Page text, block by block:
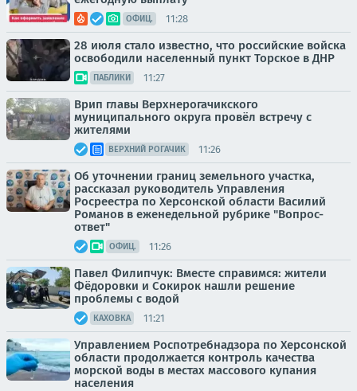
ОФИЦ. 11:28
28 июля стало известно, что российские войска
освободили населенный пункт Торское в ДНР
ПАБЛИКИ 11:27
Врип главы Верхнерогачикского
муниципального округа провёл встречу с
жителями
ВЕРХНИЙ РОГАЧИК 11:26
Об уточнении границ земельного участка,
рассказал руководитель Управления
Росреестра по Херсонской области Василий
Романов в еженедельной рубрике "Вопрос-
ответ"
ОФИЦ. 11:26
Павел Филипчук: Вместе справимся: жители
Фёдоровки и Сокирок нашли решение
проблемы с водой
КАХОВКА 11:21
Управлением Роспотребнадзора по Херсонской
области продолжается контроль качества
морской воды в местах массового купания
населения